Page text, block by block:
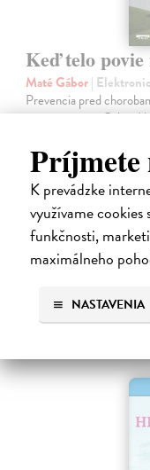
Príjmete
K prevádzke
využívame cookies
funkčnosti,
maximálneho
NASTAVENIA
Keď telo
Maté Gábor|
Prevencia pred
uznávaný autor Gábor
zdravie.
Na stiahnutie
14,45 €